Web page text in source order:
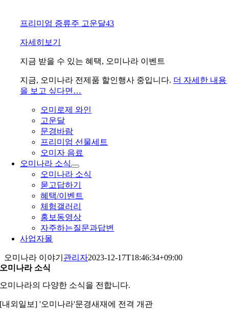
프리미엄 증류주 고운달43
자세히보기
지금 받을 수 있는 혜택, 오미나라 이벤트
지금, 오미나라 전제품 할인행사 중입니다. 더 자세한 내용
을 보고 싶다면…
오미로제 와인
고운달
문경바람
프리미엄 선물세트
오미자 음료
오미나라 소식
오미나라 소식
묻고답하기
혜택/이벤트
체험갤러리
홍보동영상
자주하는질문과답변
사업자몰
오미나라 이야기 관리자2023-12-17T18:46:34+09:00
오미나라 소식
오미나라의 다양한 소식을 전합니다.
[내외일보] '오미나라'문경새재에 전격 개관